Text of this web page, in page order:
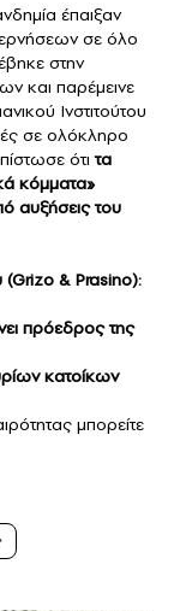
έπαιξαν
σε όλο
στην
και παρέμεινε
Ινστιτούτου
σε ολόκληρο
ότι τα
κόμματα»
αυξήσεις του
& Prasino):
πρόεδρος της
κατοίκων
μπορείτε